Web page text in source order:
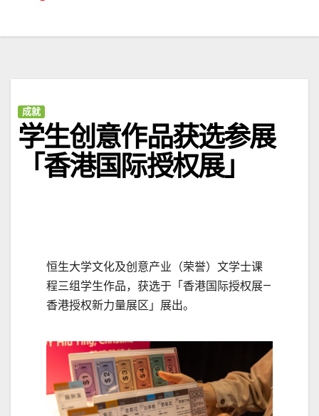
成就
学生创意作品获选参展
「香港国际授权展」
恒生大学文化及创意产业（荣誉）文学士课
程三组学生作品，获选于「香港国际授权展—
香港授权新力量展区」展出。